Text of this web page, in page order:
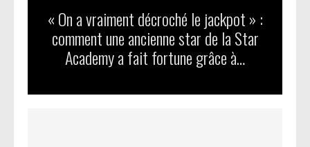
« On a vraiment décroché le jackpot » :
comment une ancienne star de la Star
Academy a fait fortune grâce à…